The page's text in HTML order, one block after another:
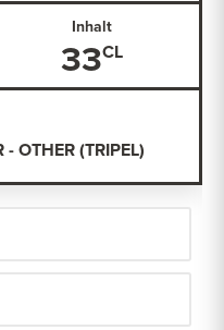
Inhalt
33
OTHER (TRIPEL)